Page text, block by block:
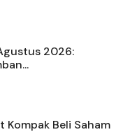
2026:
Kompak Beli Saham